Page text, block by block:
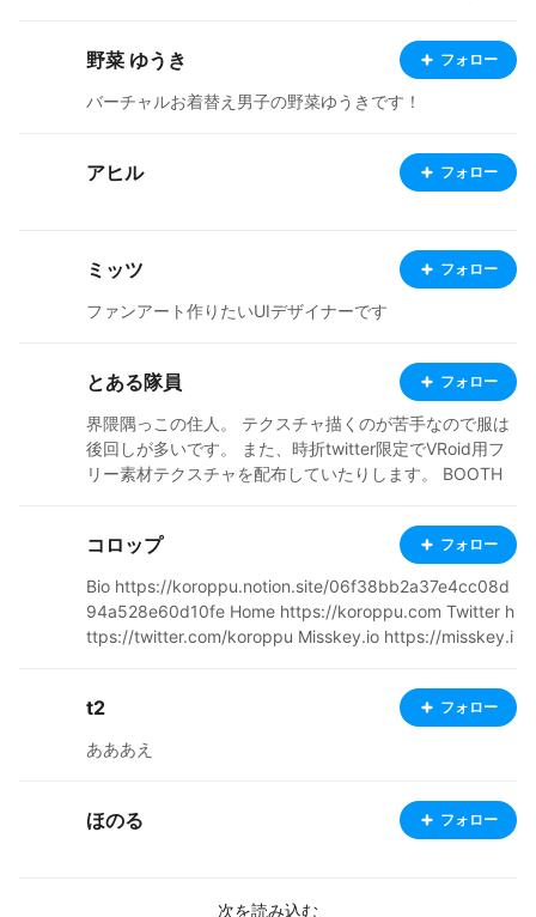
バター」第一人者。なぜならずっと働き続けているか
ら…。 フリーランスをメインに活動するクリエイティブ
ディレクターとしての顔も持つ。 ■活動実績（企画・制
作） 東京オートサロン『#バーチャルティッシュ配り』
フ』 興和・マルサンアイ・モンデリーズ・ジャパン『#
バーチャル貨物トラック』 TSUKUMO『#バーチャルツ
ロジェクト『#VRoidWEAR』 BS日テレ『キズナアイのて
ぇてぇTV』すずなりマグニフィセント・クリエイティブ
ディレクション NHK『テンゴちゃん』 #アバターワーク
ガーV』制作ディレクター 個人プロジェクト『#バーチャ
ルリアルT』 個人プロジェクト『My Avatart™』 など。
ポートフォリオはこちら https://twitter.com/i/events/12
01732674122944512 ■代表作 主人公レンズ ® (登録商
標第6158371号) 全国のヴィレッジヴァンガードにて販
野菜 ゆうき フォロー
バーチャルお着替え男子の野菜ゆうきです！
アヒル フォロー
ミッツ フォロー
ファンアート作りたいUIデザイナーです
とある隊員 フォロー
界隈隅っこの住人。 テクスチャ描くのが苦手なので服は
後回しが多いです。 また、時折twitter限定でVRoid用フ
リー素材テクスチャを配布していたりします。 BOOTH
（アプリの販売） http://fantia.jp/fanclubs/10290
コロップ フォロー
Bio https://koroppu.notion.site/06f38bb2a37e4cc08d
94a528e60d10fe Home https://koroppu.com Twitter h
ttps://twitter.com/koroppu Misskey.io https://misskey.i
t2 フォロー
あああえ
ほのる フォロー
次を読み込む